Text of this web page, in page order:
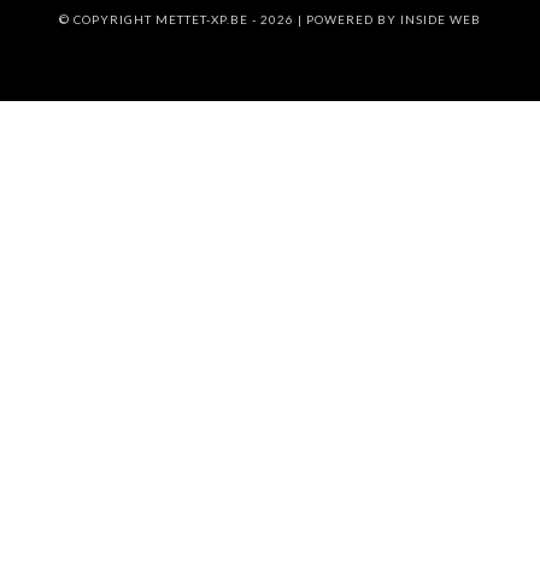
© COPYRIGHT METTET-XP.BE - 2026 | POWERED BY INSIDE WEB